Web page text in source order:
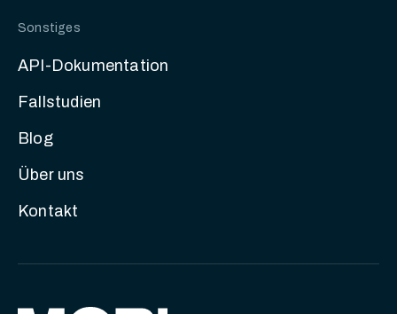
Sonstiges
API-Dokumentation
Fallstudien
Blog
Über uns
Kontakt